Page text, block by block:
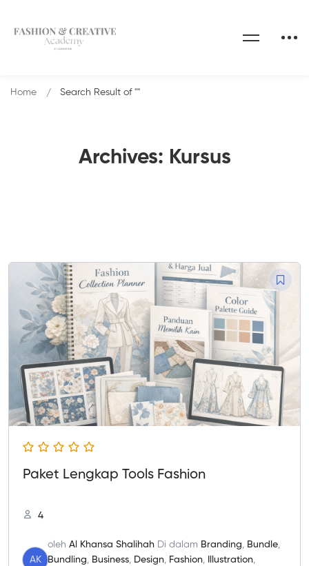
Archives: Kursus
Home Search Result of ""
Paket Lengkap Tools Fashion
4
AK
oleh Al Khansa Shalihah Di dalam Branding, Bundle,
Bundling, Business, Design, Fashion, Illustration,